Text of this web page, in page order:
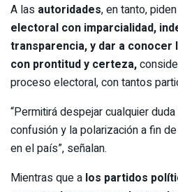
A las autoridades, en tanto,
electoral con imparcialidad,
transparencia, y dar a
con prontitud y certeza,
proceso electoral, con tantos
“Permitirá despejar cualquier
confusión y la polarización a fin
en el país”, señalan.
Mientras que a los partidos